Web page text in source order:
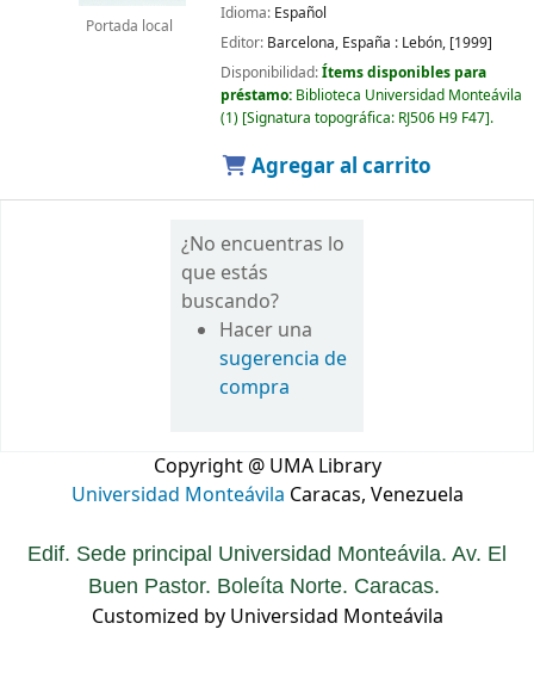
Portada local
Idioma: Español
Editor: Barcelona, España : Lebón, [1999]
Disponibilidad:Ítems disponibles para
préstamo: Biblioteca Universidad Monteávila
(1) Signatura topográfica: RJ506 H9 F47 .
Agregar al carrito
¿No encuentras lo
que estás
buscando?
Hacer una
sugerencia de
compra
Copyright @ UMA Library
Universidad Monteávila Caracas, Venezuela
Edif. Sede principal Universidad Monteávila. Av. El
Buen Pastor. Boleíta Norte. Caracas.
Customized by Universidad Monteávila